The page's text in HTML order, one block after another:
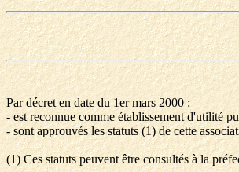
Par décret en date du 1er mars 2000 :
- est reconnue comme établissement d'utilité
- sont approuvés les statuts (1) de cette
(1) Ces statuts peuvent être consultés à la